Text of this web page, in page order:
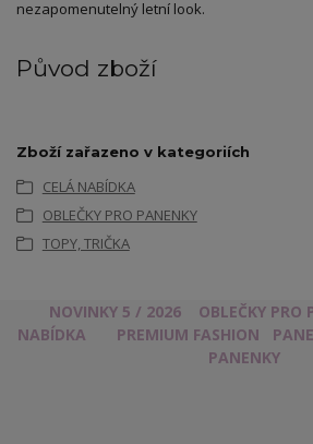
nezapomenutelný letní look.
Původ zboží
Zboží zařazeno v kategoriích
CELÁ NABÍDKA
OBLEČKY PRO PANENKY
TOPY, TRIČKA
NOVINKY 5 / 2026 OBLEČKY PRO
NABÍDKA
PREMIUM FASHION
PANENKY